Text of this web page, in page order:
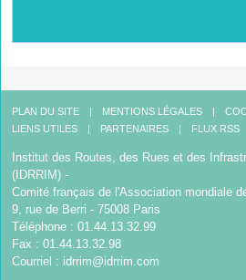
PLAN DU SITE MENTIONS LÉGALES
LIENS UTILES
PARTENAIRES FLUX RSS
Institut des Routes, des Rues et des
(IDRRIM) -
Comité français de l'Association mondiale
9, rue de Berri - 75008 Paris
Téléphone : 01.44.13.32.99
Fax : 01.44.13.32.98
Courriel : idrrim@idrrim.com